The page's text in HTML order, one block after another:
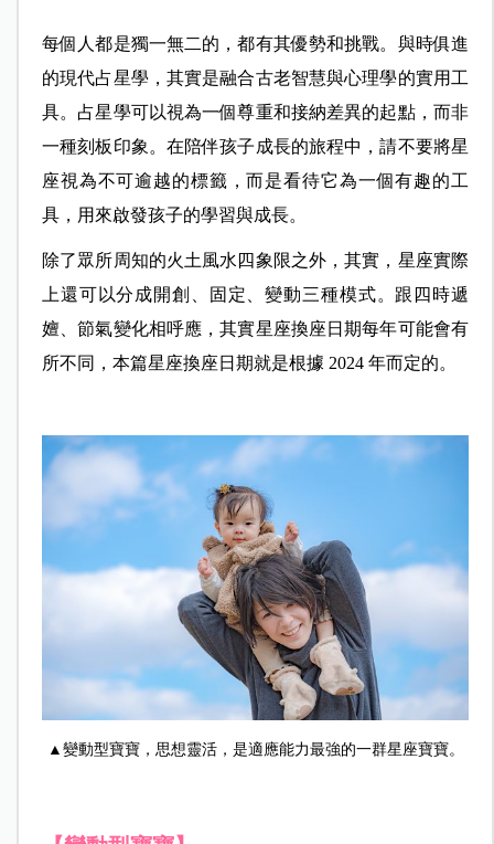
每個人都是獨一無二的，都有其優勢和挑戰。與時俱進
的現代占星學，其實是融合古老智慧與心理學的實用工
具。占星學可以視為一個尊重和接納差異的起點，而非
一種刻板印象。在陪伴孩子成長的旅程中，請不要將星
座視為不可逾越的標籤，而是看待它為一個有趣的工
具，用來啟發孩子的學習與成長。
除了眾所周知的火土風水四象限之外，其實，星座實際
上還可以分成開創、固定、變動三種模式。跟四時遞
嬗、節氣變化相呼應，其實星座換座日期每年可能會有
所不同，本篇星座換座日期就是根據 2024 年而定的。
▲變動型寶寶，思想靈活，是適應能力最強的一群星座寶寶。